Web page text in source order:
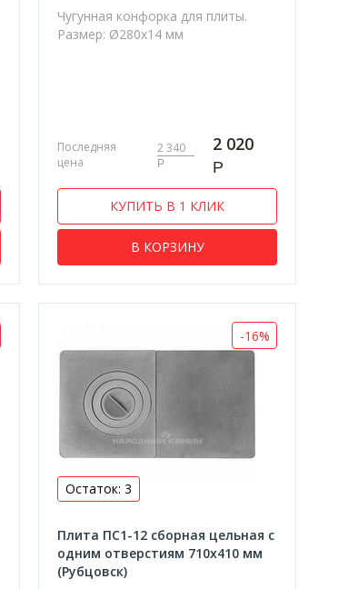
Чугунная конфорка для плиты.
Размер: Ø280х14 мм
Последняя
цена
2 340
Р
2 020
Р
КУПИТЬ В 1 КЛИК
В КОРЗИНУ
-16%
Остаток: 3
Плита ПС1-12 сборная цельная с
одним отверстиям 710х410 мм
(Рубцовск)